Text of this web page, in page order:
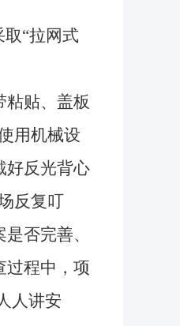
“拉网式
贴、盖板
用机械设
好反光背心
反复叮
否完善、
过程中，项
人讲安